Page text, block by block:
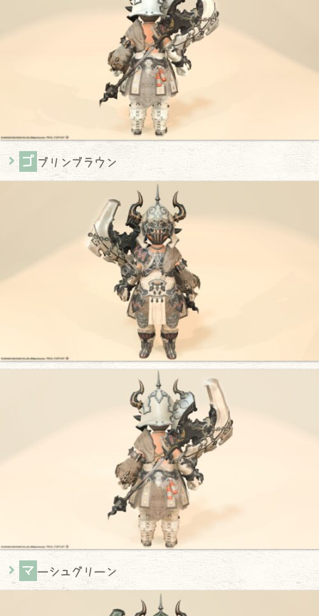
ゴ ブリンブラウン
マ ーシュグリーン